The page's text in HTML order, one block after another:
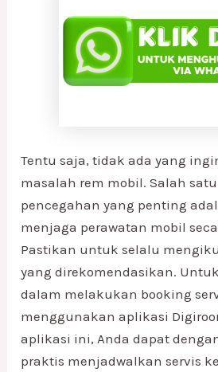
Tentu saja, tidak ada yang
masalah rem mobil. Salah
pencegahan yang penting
menjaga perawatan mobil
Pastikan untuk selalu
yang direkomendasikan.
dalam melakukan booking
menggunakan aplikasi
aplikasi ini, Anda dapat
praktis menjadwalkan servis